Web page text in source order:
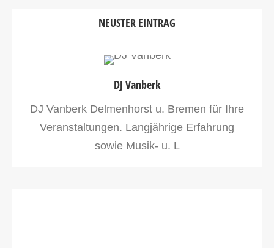
NEUSTER EINTRAG
DJ Vanberk
DJ Vanberk Delmenhorst u. Bremen für Ihre
Veranstaltungen. Langjährige Erfahrung
sowie Musik- u. L